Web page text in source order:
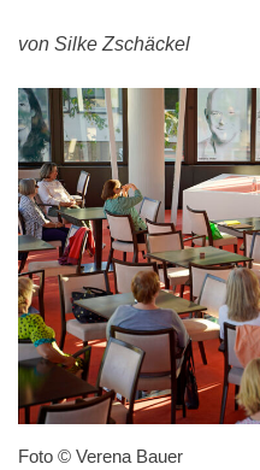
von Silke Zschäckel
Foto © Verena Bauer